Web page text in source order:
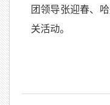
团领导张迎春、
关活动。